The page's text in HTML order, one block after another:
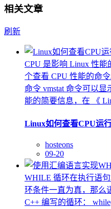
相关文章
刷新
CPU 是影响 Linux 性
个查看 CPU 性能的命
命令 vmstat 命令可以
能的简要信息，在 《
Linux如何查看CPU运
hosteons
09-20
WHILE 循环在执行语
环条件一直为真，那么
C++ 编写的循环：